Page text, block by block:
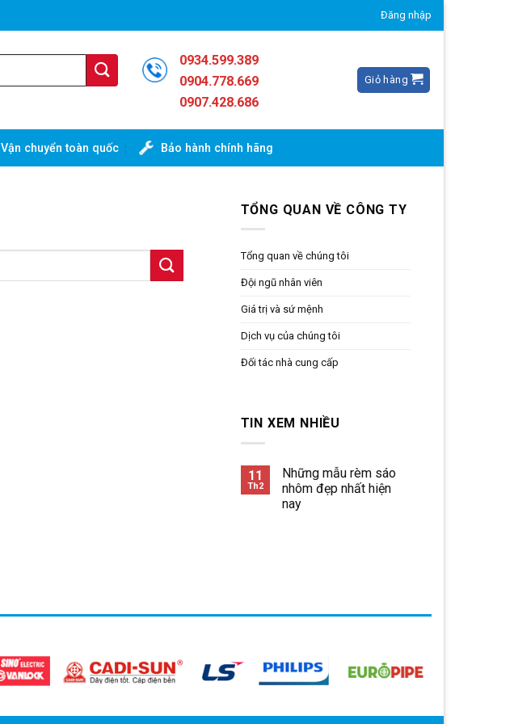
Đăng nhập
0934.599.389
0904.778.669
0907.428.686
Giỏ hàng
Vận chuyển toàn quốc Bảo hành chính hãng
TỔNG QUAN VỀ CÔNG TY
Tổng quan về chúng tôi
Đội ngũ nhân viên
Giá trị và sứ mệnh
Dịch vụ của chúng tôi
Đối tác nhà cung cấp
TIN XEM NHIỀU
11
Th2
Những mẫu rèm sáo
nhôm đẹp nhất hiện
nay